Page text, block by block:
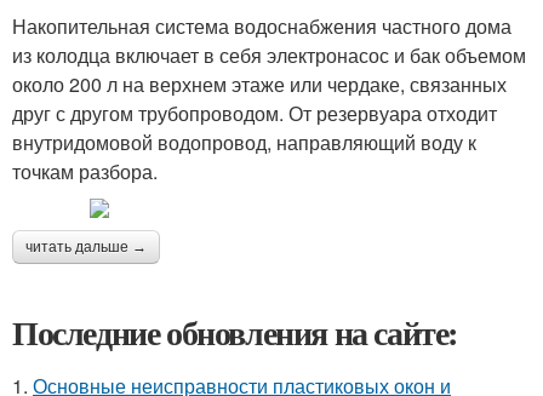
Накопительная система водоснабжения частного дома
из колодца включает в себя электронасос и бак объемом
около 200 л на верхнем этаже или чердаке, связанных
друг с другом трубопроводом. От резервуара отходит
внутридомовой водопровод, направляющий воду к
точкам разбора.
читать дальше →
Последние обновления на сайте:
1. Основные неисправности пластиковых окон и